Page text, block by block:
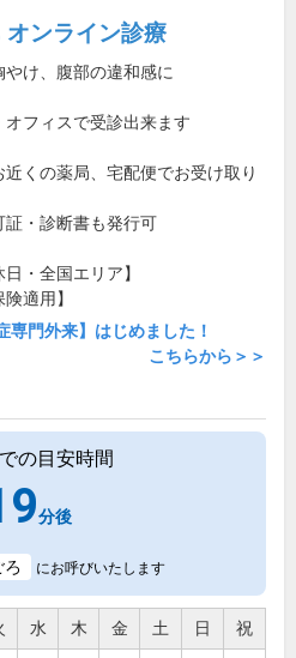
オンライン診療
やけ、腹部の違和感に
オフィスで受診出来ます
近くの薬局、宅配便でお受け取り
証・診断書も発行可
日・全国エリア】
険適用】
専門外来】はじめました！
こちらから＞＞
の目安時間
分後
ろ にお呼びいたします
水 木 金 土 日 祝